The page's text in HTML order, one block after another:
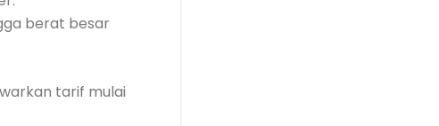
berat besar
tarif mulai